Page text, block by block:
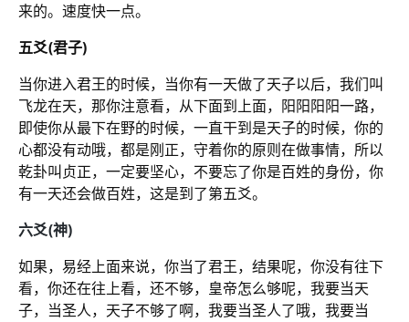
来的。速度快一点。
五爻(君子)
当你进入君王的时候，当你有一天做了天子以后，我们叫
飞龙在天，那你注意看，从下面到上面，阳阳阳阳一路，
即使你从最下在野的时候，一直干到是天子的时候，你的
心都没有动哦，都是刚正，守着你的原则在做事情，所以
乾卦叫贞正，一定要坚心，不要忘了你是百姓的身份，你
有一天还会做百姓，这是到了第五爻。
六爻(神)
如果，易经上面来说，你当了君王，结果呢，你没有往下
看，你还在往上看，还不够，皇帝怎么够呢，我要当天
子，当圣人，天子不够了啊，我要当圣人了哦，我要当